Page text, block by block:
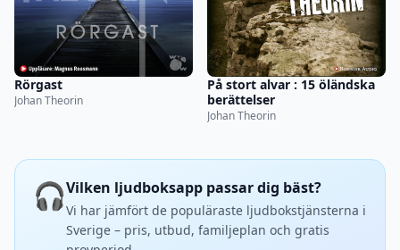
Rörgast
Johan Theorin
På stort alvar : 15 öländska
berättelser
Johan Theorin
🎧Vilken ljudboksapp passar dig bäst?
Vi har jämfört de populäraste ljudbokstjänsterna i
Sverige – pris, utbud, familjeplan och gratis